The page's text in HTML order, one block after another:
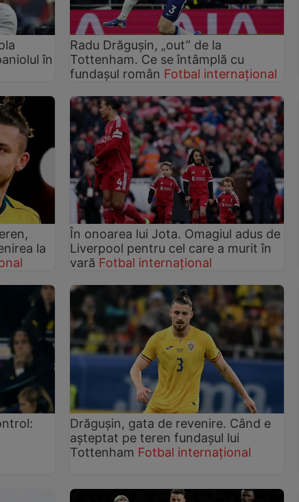
în
Radu Drăgușin, „out” de la
Tottenham. Ce se întâmplă cu
fundașul român Fotbal internațional
la
În onoarea lui Jota. Omagiul adus de
Liverpool pentru cel care a murit în
vară Fotbal internațional
Drăgușin, gata de revenire. Când e
așteptat pe teren fundașul lui
Tottenham Fotbal internațional